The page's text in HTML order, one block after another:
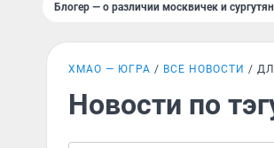
Блогер — о различии москвичек и
ХМАО — ЮГРА ВСЕ НОВОСТИ
Новости по